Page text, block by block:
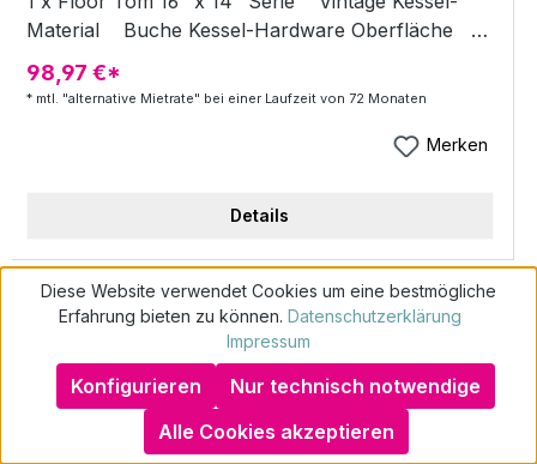
Material Buche Kessel-Hardware Oberfläche
verchromt Vintage Black Slate Kesselsatz - ohne
Hardware und Becken
98,97 €*
* mtl. "alternative Mietrate" bei einer Laufzeit von 72 Monaten
Merken
Details
Wie geht schufafreies Mieten?
Diese Website verwendet Cookies um eine bestmögliche
Erfahrung bieten zu können. Datenschutzerklärung
Impressum
Nur technisch notwendige
Konfigurieren
Alle Cookies akzeptieren